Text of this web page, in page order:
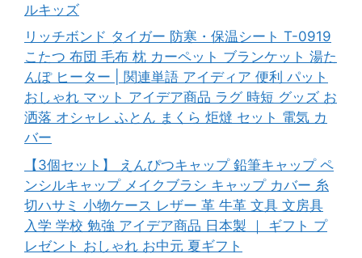
ルキッズ
リッチボンド タイガー 防寒・保温シート T-0919
こたつ 布団 毛布 枕 カーペット ブランケット 湯た
んぽ ヒーター | 関連単語 アイディア 便利 パット
おしゃれ マット アイデア商品 ラグ 時短 グッズ お
洒落 オシャレ ふとん まくら 炬燵 セット 電気 カ
バー
【3個セット】 えんぴつキャップ 鉛筆キャップ ペ
ンシルキャップ メイクブラシ キャップ カバー 糸
切ハサミ 小物ケース レザー 革 牛革 文具 文房具
入学 学校 勉強 アイデア商品 日本製 ｜ ギフト プ
レゼント おしゃれ お中元 夏ギフト